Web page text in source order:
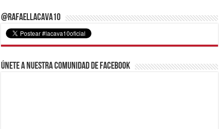
@RafaelLacava10
Únete a nuestra comunidad de Facebook